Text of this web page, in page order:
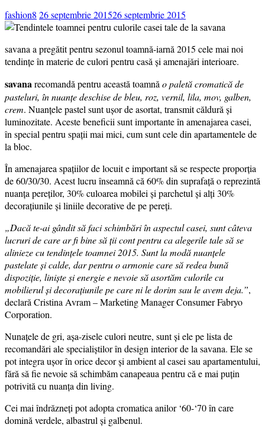
fashion8 26 septembrie 201526 septembrie 2015
savana a pregătit pentru sezonul toamnă-iarnă 2015 cele mai noi
tendințe în materie de culori pentru casă și amenajări interioare.
savanarecomandă pentru această toamnăo paletă cromatică de
pasteluri, în nuanțe deschise de bleu, roz, vernil, lila, mov, galben,
crem. Nuanțele pastel sunt ușor de asortat, transmit căldură și
luminozitate. Aceste beneficii sunt importante în amenajarea casei,
în special pentru spații mai mici, cum sunt cele din apartamentele de
la bloc.
În amenajarea spațiilor de locuit e important să se respecte proporția
de 60/30/30. Acest lucru înseamnă că 60% din suprafață o reprezintă
nuanța pereților, 30% culoarea mobilei și parchetul și alți 30%
decorațiunile și liniile decorative de pe pereți.
„Dacă te-ai gândit să faci schimbări în aspectul casei, sunt câteva
lucruri de care ar fi bine să ții cont pentru ca alegerile tale să se
alinieze cu tendințele toamnei 2015. Sunt la modă nuanțele
pastelate și calde, dar pentru o armonie care să redea bună
dispoziție, liniște și energie e nevoie să asortăm culorile cu
mobilierul și decorațiunile pe care ni le dorim sau le avem deja.”,
declară Cristina Avram – Marketing Manager Consumer Fabryo
Corporation.
Nunațele de gri, așa-zisele culori neutre, sunt și ele pe lista de
recomandări ale specialiștilor în design interior de la savana. Ele se
pot integra ușor în orice decor și ambient al casei sau apartamentului,
fără să fie nevoie să schimbăm canapeaua pentru că e mai puțin
potrivită cu nuanța din living.
Cei mai îndrăzneți pot adopta cromatica anilor ‘60-‘70 în care
domină verdele, albastrul și galbenul.